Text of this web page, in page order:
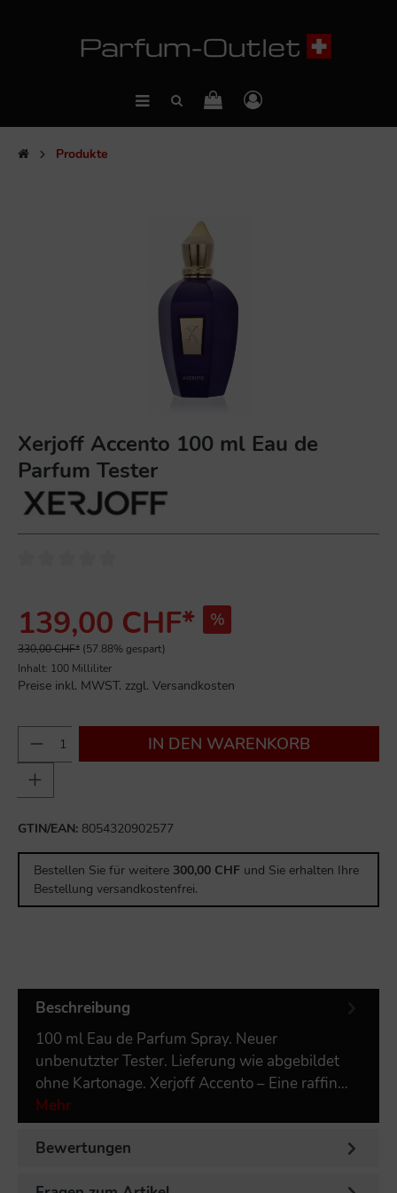
Produkte
Xerjoff Accento 100 ml Eau de
Parfum Tester
139,00 CHF* %
330,00 CHF* (57.88% gespart)
Inhalt: 100 Milliliter
Preise inkl. MWST. zzgl. Versandkosten
IN DEN WARENKORB
GTIN/EAN: 8054320902577
Bestellen Sie für weitere 300,00 CHF und Sie erhalten Ihre
Bestellung versandkostenfrei.
Beschreibung
100 ml Eau de Parfum Spray. Neuer
unbenutzter Tester. Lieferung wie abgebildet
ohne Kartonage. Xerjoff Accento – Eine raffin…
Mehr
Bewertungen